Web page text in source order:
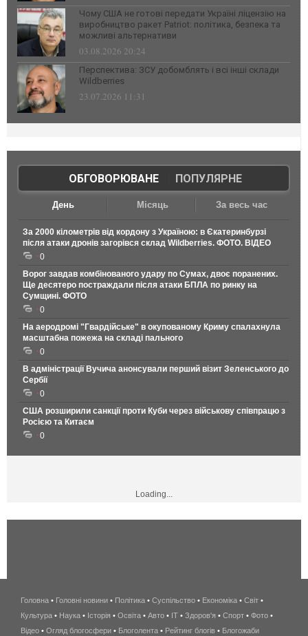
Чому США не готові передати Україні ліцензію на
виробництво ракет Patriot: політика, безпека та
можливі альтернативи
03.08.2026 20:24
Перспектива: ЗСУ добомблять і всі інші склади
Wildberries
23.07.2026 11:31
ОБГОВОРЮВАНЕ| ПОПУЛЯРНЕ
День Місяць За весь час
За 2000 кілометрів від кордону з Україною: в Єкатеринбурзі
після атаки дронів загорівся склад Wildberries. ФОТО. ВІДЕО
0
Ворог завдав комбінованого удару по Сумах, двоє поранених.
Ще десятеро постраждали після атаки БПЛА по ринку на
Сумщині. ФОТО
0
На аеродромі "Гвардійське" в окупованому Криму спалахнула
масштабна пожежа на складі пального
0
В адміністрації Вучича анонсували перший візит Зеленського до
Сербії
0
США розширили санкції проти Куби через військову співпрацю з
Росією та Китаєм
0
Loading...
беспроводной
интернет
киев
Головна • Головні новини • Політика • Суспільство • Економіка • Світ •
Культура • Наука • Історія • Освіта • Авто • IT • Здоров'я • Спорт • Фото •
Відео • Огляд блогосфери • Блоголента • Рейтинг блогів • Блогожаби